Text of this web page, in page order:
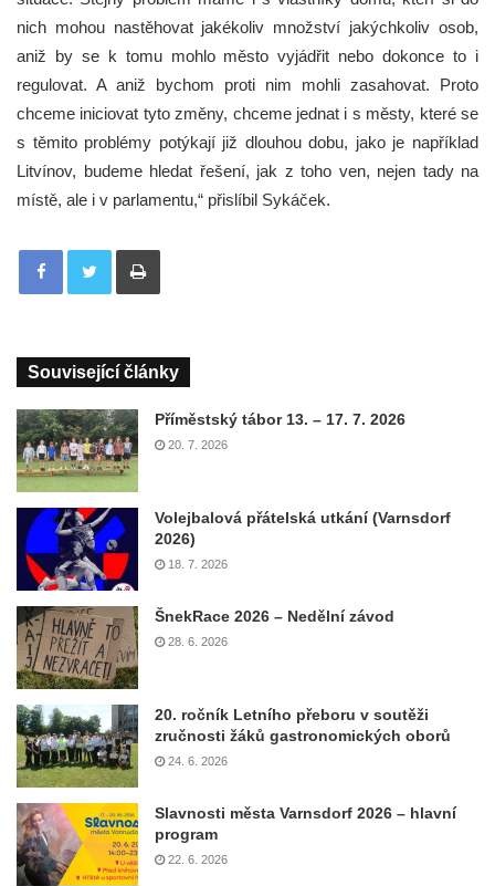
nich mohou nastěhovat jakékoliv množství jakýchkoliv osob,
aniž by se k tomu mohlo město vyjádřit nebo dokonce to i
regulovat. A aniž bychom proti nim mohli zasahovat. Proto
chceme iniciovat tyto změny, chceme jednat i s městy, které se
s těmito problémy potýkají již dlouhou dobu, jako je například
Litvínov, budeme hledat řešení, jak z toho ven, nejen tady na
místě, ale i v parlamentu,“ přislíbil Sykáček.
Tisknout
Související články
Příměstský tábor 13. – 17. 7. 2026
20. 7. 2026
Volejbalová přátelská utkání (Varnsdorf
2026)
18. 7. 2026
ŠnekRace 2026 – Nedělní závod
28. 6. 2026
20. ročník Letního přeboru v soutěži
zručnosti žáků gastronomických oborů
24. 6. 2026
Slavnosti města Varnsdorf 2026 – hlavní
program
22. 6. 2026